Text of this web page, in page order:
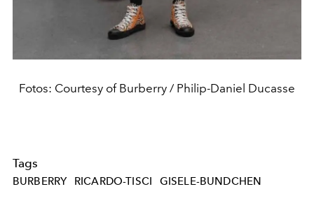
Fotos: Courtesy of Burberry / Philip-Daniel Ducasse
Tags
BURBERRY RICARDO-TISCI GISELE-BUNDCHEN